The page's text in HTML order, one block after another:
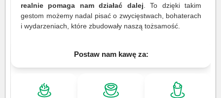
realnie pomaga nam działać dalej. To dzięki takim
gestom możemy nadal pisać o zwycięstwach, bohaterach
i wydarzeniach, które zbudowały naszą tożsamość.
Postaw nam kawę za: